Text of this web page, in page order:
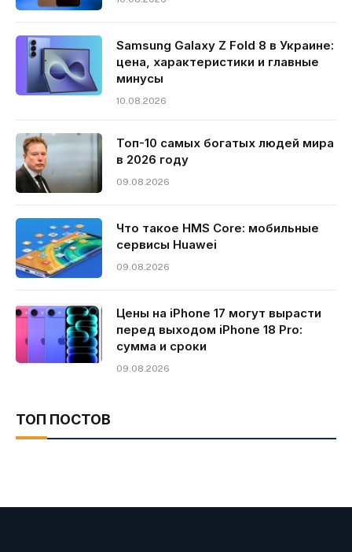
Samsung Galaxy Z Fold 8 в Украине:
цена, характеристики и главные
минусы
10.08.2026
Топ-10 самых богатых людей мира
в 2026 году
09.08.2026
Что такое HMS Core: мобильные
сервисы Huawei
09.08.2026
Цены на iPhone 17 могут вырасти
перед выходом iPhone 18 Pro:
сумма и сроки
09.08.2026
ТОП ПОСТОВ